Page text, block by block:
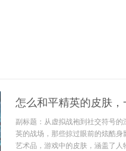
怎么和平精英的皮肤
副标题：从虚拟战袍到社交符号
英的战场，那些掠过眼前的炫酷
艺术品，游戏中的皮肤，涵盖了